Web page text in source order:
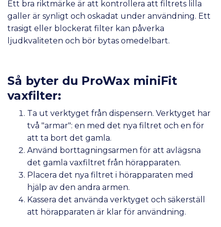
Ett bra riktmärke är att kontrollera att filtrets lilla
galler är synligt och oskadat under användning. Ett
trasigt eller blockerat filter kan påverka
ljudkvaliteten och bör bytas omedelbart.
Så byter du ProWax miniFit
vaxfilter:
Ta ut verktyget från dispensern. Verktyget har
två "armar": en med det nya filtret och en för
att ta bort det gamla.
Använd borttagningsarmen för att avlägsna
det gamla vaxfiltret från hörapparaten.
Placera det nya filtret i hörapparaten med
hjälp av den andra armen.
Kassera det använda verktyget och säkerställ
att hörapparaten är klar för användning.